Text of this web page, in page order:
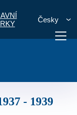
Česky
- 1939